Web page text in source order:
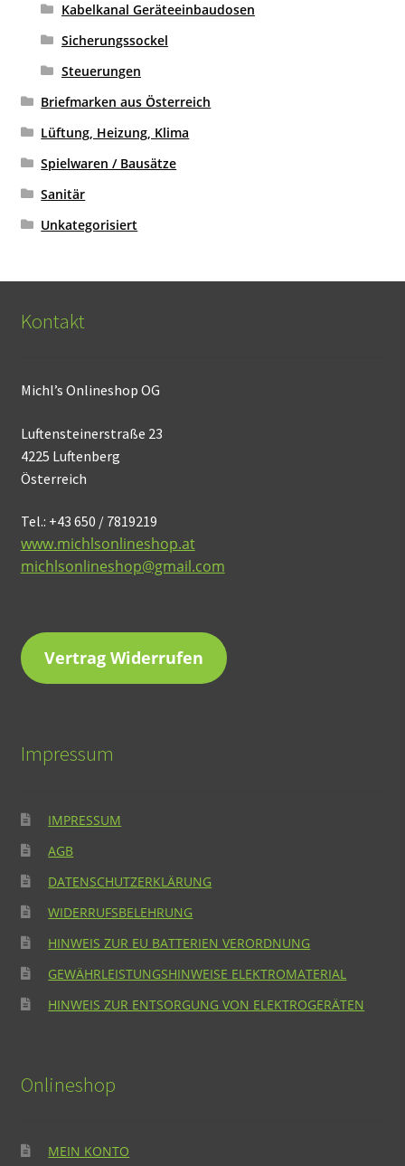
Kabelkanal Geräteeinbaudosen
Sicherungssockel
Steuerungen
Briefmarken aus Österreich
Lüftung, Heizung, Klima
Spielwaren / Bausätze
Sanitär
Unkategorisiert
Kontakt
Michl’s Onlineshop OG
Luftensteinerstraße 23
4225 Luftenberg
Österreich
Tel.: +43 650 / 7819219
www.michlsonlineshop.at
michlsonlineshop@gmail.com
Vertrag Widerrufen
Impressum
IMPRESSUM
AGB
DATENSCHUTZERKLÄRUNG
WIDERRUFSBELEHRUNG
HINWEIS ZUR EU BATTERIEN VERORDNUNG
GEWÄHRLEISTUNGSHINWEISE ELEKTROMATERIAL
HINWEIS ZUR ENTSORGUNG VON ELEKTROGERÄTEN
Onlineshop
MEIN KONTO